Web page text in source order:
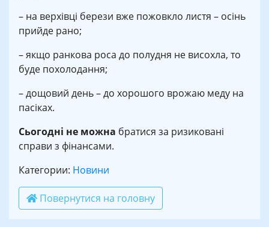
– на верхівці берези вже пожовкло листя – осінь
прийде рано;
– якщо ранкова роса до полудня не висохла, то
буде похолодання;
– дощовий день – до хорошого врожаю меду на
пасіках.
Сьогодні не можна братися за ризиковані
справи з фінансами.
Категории: Новини
Повернутися на головну